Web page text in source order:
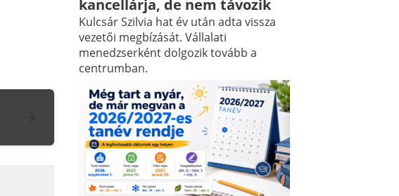
kancellárja, de nem távozik
Kulcsár Szilvia hat év után adta vissza
vezetői megbízását. Vállalati
menedzserként dolgozik tovább a
centrumban.